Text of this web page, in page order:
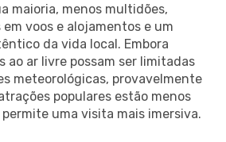
maioria, menos multidões,
em voos e alojamentos e um
da vida local. Embora
ao ar livre possam ser limitadas
meteorológicas, provavelmente
populares estão menos
uma visita mais imersiva.